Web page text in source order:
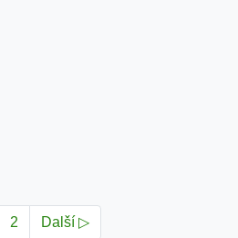
2 Další ▷